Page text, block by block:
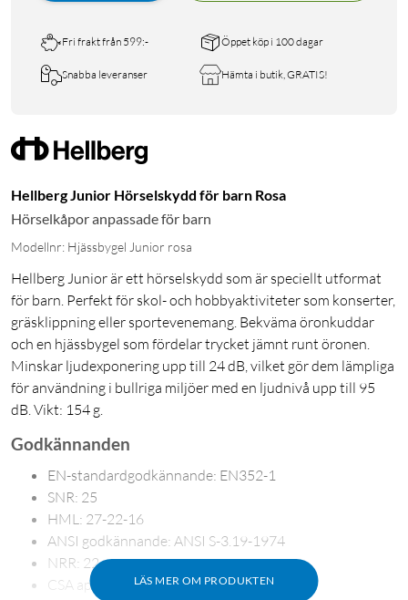
Fri frakt från 599:- Öppet köp i 100 dagar
Snabba leveranser Hämta i butik, GRATIS!
Hellberg Junior Hörselskydd för barn Rosa
Hörselkåpor anpassade för barn
Modellnr: Hjässbygel Junior rosa
Hellberg Junior är ett hörselskydd som är speciellt utformat
för barn. Perfekt för skol- och hobbyaktiviteter som konserter,
gräsklippning eller sportevenemang. Bekväma öronkuddar
och en hjässbygel som fördelar trycket jämnt runt öronen.
Minskar ljudexponering upp till 24 dB, vilket gör dem lämpliga
för användning i bullriga miljöer med en ljudnivå upp till 95
dB. Vikt: 154 g.
LÄS MER OM PRODUKTEN
Godkännanden
EN-standardgodkännande: EN352-1
SNR: 25
HML: 27-22-16
ANSI godkännande: ANSI S-3.19-1974
NRR: 22
CSA approval: CSA Z94.2-02